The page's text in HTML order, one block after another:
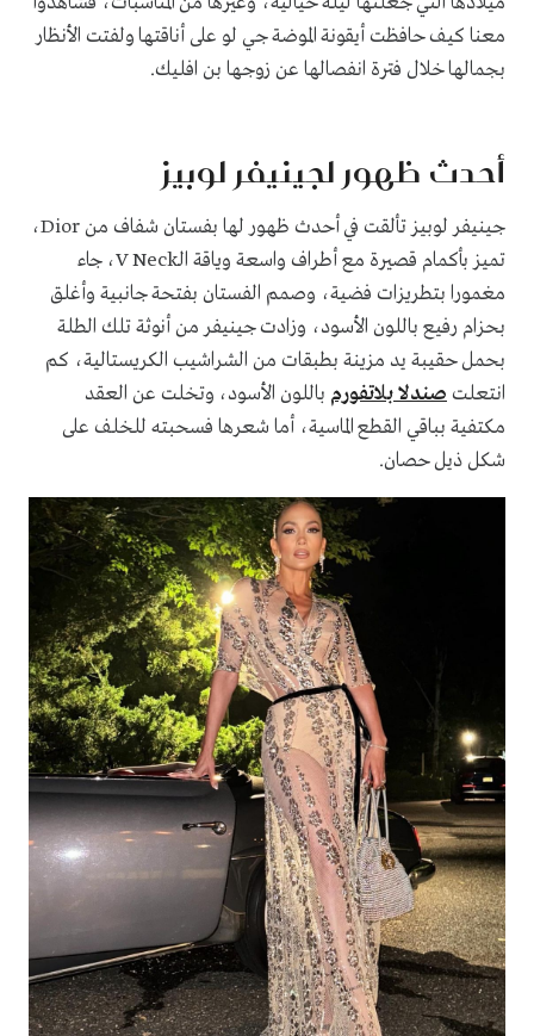
معنا كيف حافظت أيقونة الموضة جي لو على أناقتها ولفتت الأنظار
بجمالها خلال فترة انفصالها عن زوجها بن افليك.
أحدث ظهور لجينيفر لوبيز
جينيفر لوبيز تألقت في أحدث ظهور لها بفستان شفاف من Dior،
تميز بأكمام قصيرة مع أطراف واسعة وياقة الـV Neck، جاء
مغمورا بتطريزات فضية، وصمم الفستان بفتحة جانبية وأغلق
بحزام رفيع باللون الأسود، وزادت جينيفر من أنوثة تلك الطلة
بحمل حقيبة يد مزينة بطبقات من الشراشيب الكريستالية، كم
انتعلت صندلا بلاتفورم باللون الأسود، وتخلت عن العقد
مكتفية بباقي القطع الماسية، أما شعرها فسحبته للخلف على
شكل ذيل حصان.